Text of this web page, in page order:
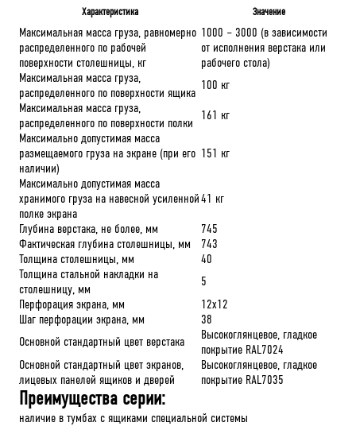
Характеристика Значение
Максимальная масса груза, равномерно
распределенного по рабочей
поверхности столешницы, кг
1000 – 3000 (в зависимости
от исполнения верстака или
рабочего стола)
Максимальная масса груза,
распределенного по поверхности ящика
100 кг
Максимальная масса груза,
распределенного по поверхности полки
161 кг
Максимально допустимая масса
размещаемого груза на экране (при его
наличии)
151 кг
Максимально допустимая масса
хранимого груза на навесной усиленной
полке экрана
41 кг
Глубина верстака, не более, мм
745
Фактическая глубина столешницы, мм
743
Толщина столешницы, мм
40
Толщина стальной накладки на
столешницу, мм
5
Перфорация экрана, мм
12х12
Шаг перфорации экрана, мм
38
Основной стандартный цвет верстака
Высокоглянцевое, гладкое
покрытие RAL7024
Основной стандартный цвет экранов,
лицевых панелей ящиков и дверей
Высокоглянцевое, гладкое
покрытие RAL7035
Преимущества серии:
наличие в тумбах с ящиками специальной системы